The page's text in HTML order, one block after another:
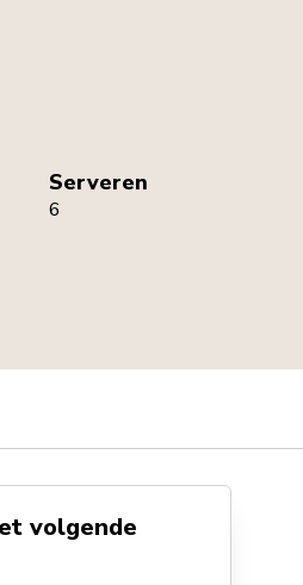
Serveren
6
volgende